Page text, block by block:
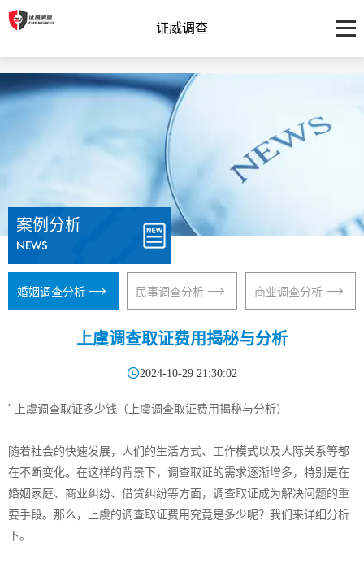
证威调查
案例分析
NEWS
婚姻调查分析 民事调查分析 商业调查分析
上虞调查取证费用揭秘与分析
2024-10-29 21:30:02
" 上虞调查取证多少钱（上虞调查取证费用揭秘与分析）
随着社会的快速发展，人们的生活方式、工作模式以及人际关系等都
在不断变化。在这样的背景下，调查取证的需求逐渐增多，特别是在
婚姻家庭、商业纠纷、借贷纠纷等方面，调查取证成为解决问题的重
要手段。那么，上虞的调查取证费用究竟是多少呢？我们来详细分析
下。